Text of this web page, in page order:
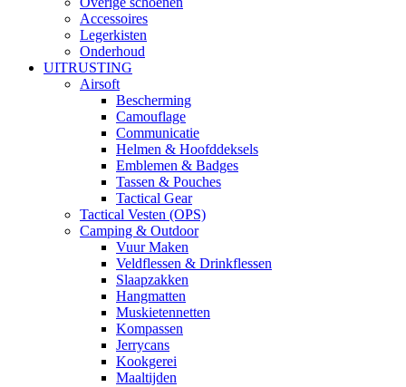
Accessoires
Legerkisten
Onderhoud
UITRUSTING
Airsoft
Bescherming
Camouflage
Communicatie
Helmen & Hoofddeksels
Emblemen & Badges
Tassen & Pouches
Tactical Gear
Tactical Vesten (OPS)
Camping & Outdoor
Vuur Maken
Veldflessen & Drinkflessen
Slaapzakken
Hangmatten
Muskietennetten
Kompassen
Jerrycans
Kookgerei
Maaltijden